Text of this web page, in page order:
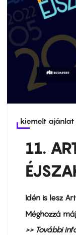
kiemelt ajánlat
11.
Idén is lesz
Méghozzá
>> További